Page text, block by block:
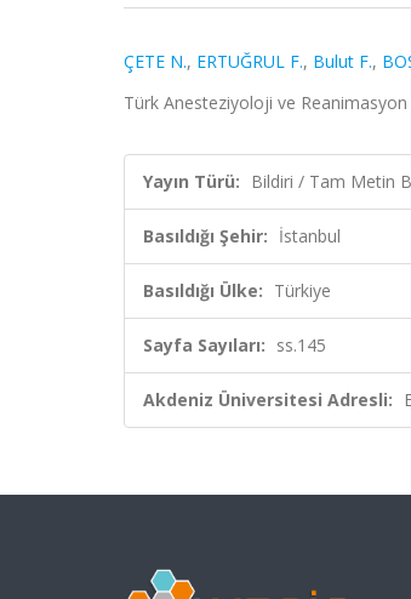
ÇETE N., ERTUĞRUL F., Bulut F.,
Türk Anesteziyoloji ve
Yayın Türü: Bildiri / Tam Metin
Basıldığı Şehir: İstanbul
Basıldığı Ülke: Türkiye
Sayfa Sayıları: ss.145
Akdeniz Üniversitesi Adresli: